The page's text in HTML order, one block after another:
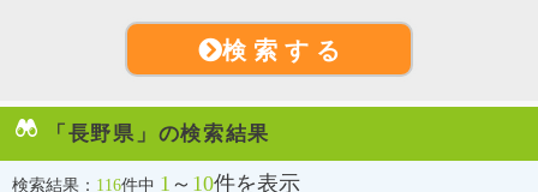
検 索 す る
「長野県」の検索結果
検索結果： 116件中 1 ～ 10件を表示